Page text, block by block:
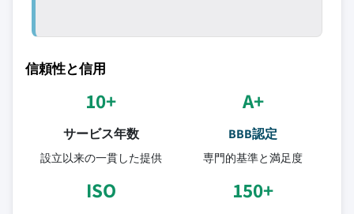
信頼性と信用
10+
サービス年数
設立以来の一貫した提供
A+
BBB認定
専門的基準と満足度
ISO 150+